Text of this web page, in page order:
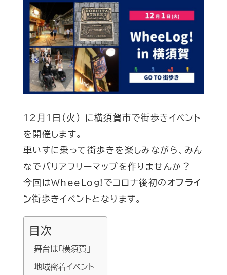
12月1日(火) に横須賀市で街歩きイベント
を開催します。
車いすに乗って街歩きを楽しみながら、みん
なでバリアフリーマップを作りませんか？
今回はWheeLog!でコロナ後初のオフライ
ン街歩きイベントとなります。
目次
舞台は「横須賀」
地域密着イベント